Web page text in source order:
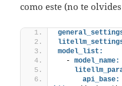
como este (no te
model_list:
  -
model_name:
api_base: